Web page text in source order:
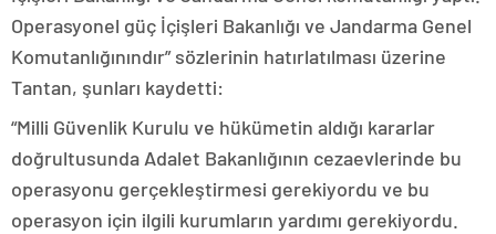
Operasyonel güç İçişleri Bakanlığı ve Jandarma Genel
Komutanlığınındır” sözlerinin hatırlatılması üzerine
Tantan, şunları kaydetti:
“Milli Güvenlik Kurulu ve hükümetin aldığı kararlar
doğrultusunda Adalet Bakanlığının cezaevlerinde bu
operasyonu gerçekleştirmesi gerekiyordu ve bu
operasyon için ilgili kurumların yardımı gerekiyordu.